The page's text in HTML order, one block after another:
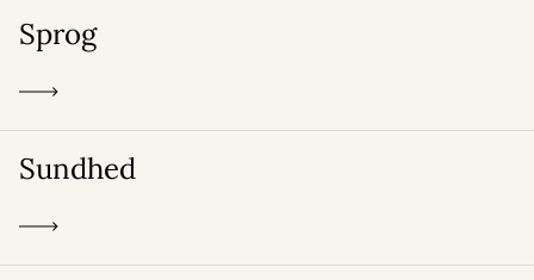
Sprog
Sundhed